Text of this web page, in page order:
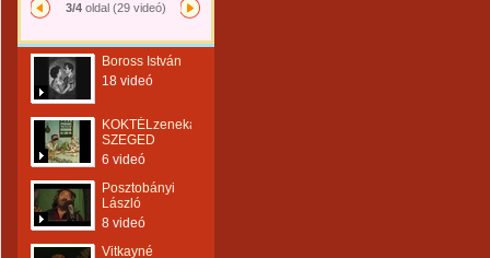
3/4 oldal (29 videó)
Boross István
18 videó
KOKTÉLzenekar-
SZEGED
6 videó
Posztobányi
László
8 videó
Vitkayné